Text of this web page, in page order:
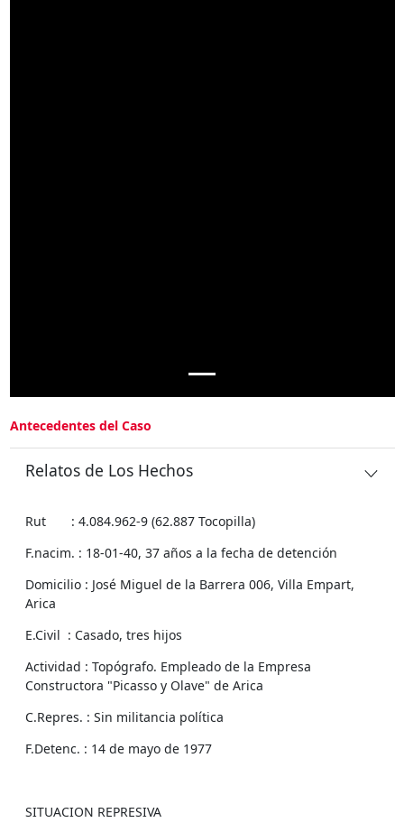
Antecedentes del Caso
Relatos de Los Hechos
Rut : 4.084.962-9 (62.887 Tocopilla)
F.nacim. : 18-01-40, 37 años a la fecha de detención
Domicilio : José Miguel de la Barrera 006, Villa Empart,
Arica
E.Civil : Casado, tres hijos
Actividad : Topógrafo. Empleado de la Empresa
Constructora "Picasso y Olave" de Arica
C.Repres. : Sin militancia política
F.Detenc. : 14 de mayo de 1977
SITUACION REPRESIVA